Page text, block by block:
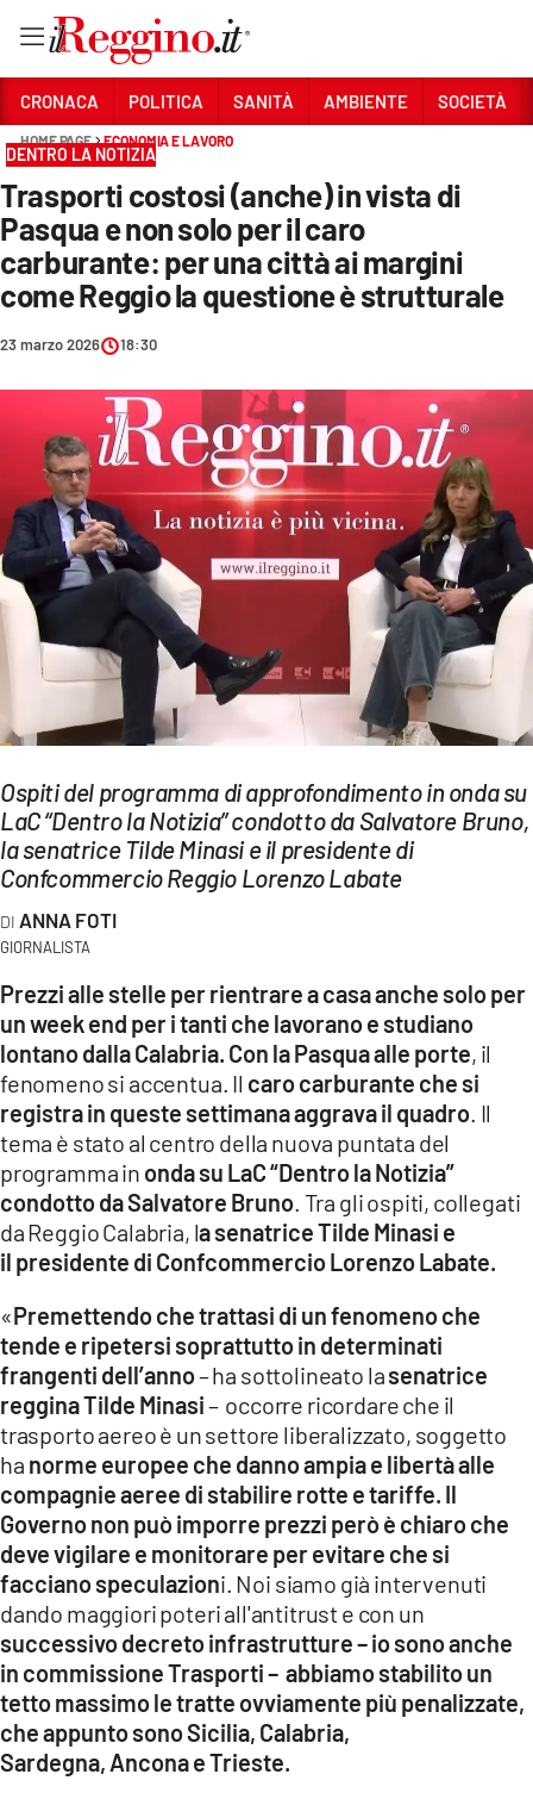
Sezioni
CRONACA
POLITICA
SANITÀ
AMBIENTE
CULTURA
ECONOMIA E LAVORO
EVENTI
SPORT
Streaming
LAC TV
LAC ONAIR
LaC
Network
LACPLAY.IT
LACTV.IT
LACONAIR.IT
LACITYMAG.IT
ILREGGINO.IT
COSENZACHANNEL.IT
ILVIBONESE.IT
CATANZAROCHANNEL.IT
LACAPITALENEWS.IT
App
ANDROID
APPLE
CRONACA POLITICA SANITÀ AMBIENTE SOCIETÀ
HOME PAGE ECONOMIA E LAVORO
DENTRO LA NOTIZIA
Trasporti costosi (anche) in vista di
Pasqua e non solo per il caro
carburante: per una città ai margini
come Reggio la questione è strutturale
23 marzo 2026 18:30
Ospiti del programma di approfondimento in onda su
LaC “Dentro la Notizia” condotto da Salvatore Bruno,
la senatrice Tilde Minasi e il presidente di
Confcommercio Reggio Lorenzo Labate
ANNA FOTI
GIORNALISTA
Prezzi alle stelle per rientrare a casa anche solo per
un week end per i tanti che lavorano e studiano
lontano dalla Calabria. Con la Pasqua alle porte, il
fenomeno si accentua. Il caro carburante che si
registra in queste settimana aggrava il quadro . Il
tema è stato al centro della nuova puntata del
programma in onda su LaC “Dentro la Notizia”
condotto da Salvatore Bruno . Tra gli ospiti, collegati
da Reggio Calabria, la senatrice Tilde Minasi e
il presidente di Confcommercio Lorenzo Labate.
«Premettendo che trattasi di un fenomeno che
tende e ripetersi soprattutto in determinati
frangenti dell’anno– ha sottolineato lasenatrice
reggina Tilde Minasi– occorre ricordare che il
trasporto aereo è un settore liberalizzato, soggetto
ha norme europee che danno ampia e libertà alle
compagnie aeree di stabilire rotte e tariffe. Il
Governo non può imporre prezzi però è chiaro che
deve vigilare e monitorare per evitare che si
facciano speculazioni. Noi siamo già intervenuti
dando maggiori poteri all'antitrust e con un
successivo decreto infrastrutture – io sono anche
in commissione Trasporti – abbiamo stabilito un
tetto massimo le tratte ovviamente più penalizzate,
che appunto sono Sicilia, Calabria,
Sardegna, Ancona e Trieste.